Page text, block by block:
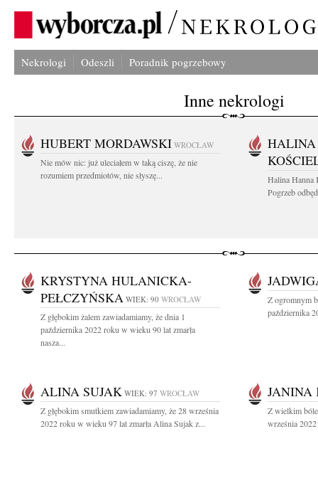
Nekrologi Odeszli Poradnik pogrzebowy
Inne nekrologi
HUBERT MORDAWSKI WROCŁAW
Nie mów nic: już uleciałem w taką ciszę, że nie
rozumiem przedmiotów, nie słyszę...
Halina Hanna
Pogrzeb
KRYSTYNA HULANICKA-
PEŁCZYŃSKA WIEK: 90 WROCŁAW
Z głębokim żalem zawiadamiamy, że dnia 1
października 2022 roku w wieku 90 lat zmarła
nasza...
Z ogromnym
października
ALINA SUJAK WIEK: 97 WROCŁAW
Z głębokim smutkiem zawiadamiamy, że 28 września
2022 roku w wieku 97 lat zmarła Alina Sujak z...
JANINA
Z wielkim
września